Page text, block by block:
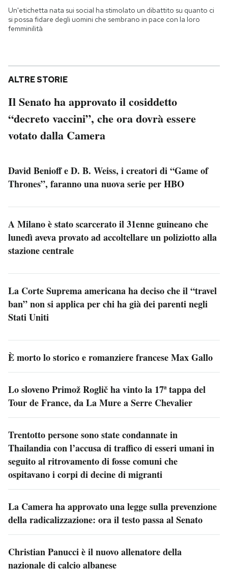
Un'etichetta nata sui social ha stimolato un dibattito su quanto ci
si possa fidare degli uomini che sembrano in pace con la loro
femminilità
ALTRE STORIE
Il Senato ha approvato il cosiddetto
“decreto vaccini”, che ora dovrà essere
votato dalla Camera
David Benioff e D. B. Weiss, i creatori di “Game of
Thrones”, faranno una nuova serie per HBO
A Milano è stato scarcerato il 31enne guineano che
lunedì aveva provato ad accoltellare un poliziotto alla
stazione centrale
La Corte Suprema americana ha deciso che il “travel
ban” non si applica per chi ha già dei parenti negli
Stati Uniti
È morto lo storico e romanziere francese Max Gallo
Lo sloveno Primož Roglič ha vinto la 17ª tappa del
Tour de France, da La Mure a Serre Chevalier
Trentotto persone sono state condannate in
Thailandia con l’accusa di traffico di esseri umani in
seguito al ritrovamento di fosse comuni che
ospitavano i corpi di decine di migranti
La Camera ha approvato una legge sulla prevenzione
della radicalizzazione: ora il testo passa al Senato
Christian Panucci è il nuovo allenatore della
nazionale di calcio albanese